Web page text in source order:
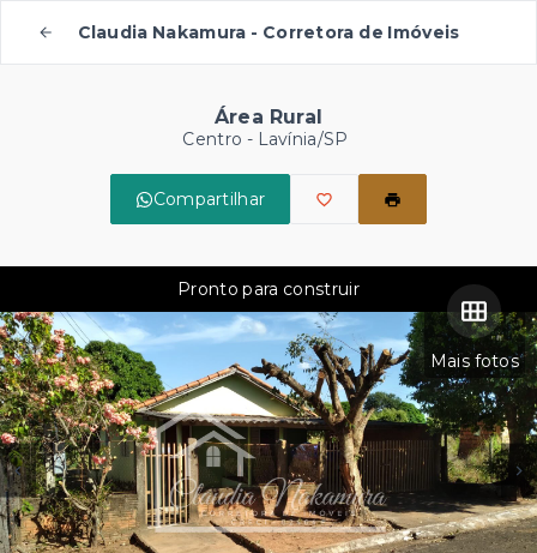
Claudia Nakamura - Corretora de Imóveis
Área Rural
Centro - Lavínia/SP
Compartilhar
Mais fotos
Pronto para construir